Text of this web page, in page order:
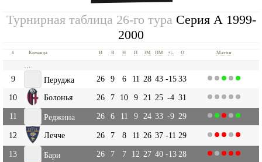
Турнирная таблица 26-го тура Серия А 1999-
2000
# Команда И В Н П ЗМ ПМ +|- О Матчи
9
Перуджа 26 9 6 11 28 43 -15 33
10
Болонья 26 7 10 9 21 25 -4 31
11
Реджина 26 6 11 9 24 33 -9 29
12 Лечче 26 7 8 11 26 37 -11 29
13
Бари 26 7 7 12 27 40 -13 28